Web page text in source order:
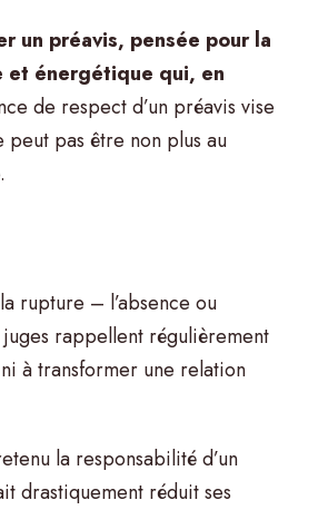
un préavis, pensée pour la
et énergétique qui, en
de respect d’un préavis vise
peut pas être non plus au
rupture – l’absence ou
rappellent régulièrement
à transformer une relation
la responsabilité d’un
drastiquement réduit ses